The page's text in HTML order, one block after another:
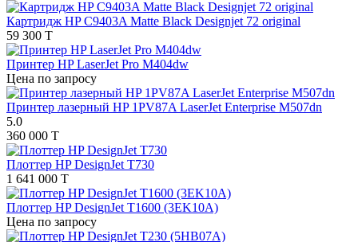
Картридж HP C9403A Matte Black Designjet 72 original
59 300 T
Принтер HP LaserJet Pro M404dw
Цена по запросу
Принтер лазерный HP 1PV87A LaserJet Enterprise M507dn
5.0
360 000 T
Плоттер HP DesignJet T730
1 641 000 T
Плоттер HP DesignJet T1600 (3EK10A)
Цена по запросу